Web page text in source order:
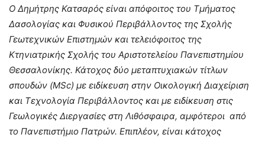
Ο Δημήτρης Κατσαρός είναι απόφοιτος του Τμήματος
Δασολογίας και Φυσικού Περιβάλλοντος της Σχολής
Γεωτεχνικών Επιστημών και τελειόφοιτος της
Κτηνιατρικής Σχολής του Αριστοτελείου Πανεπιστημίου
Θεσσαλονίκης. Κάτοχος δύο μεταπτυχιακών τίτλων
σπουδών (MSc) με ειδίκευση στην Οικολογική Διαχείριση
και Τεχνολογία Περιβάλλοντος και με ειδίκευση στις
Γεωλογικές Διεργασίες στη Λιθόσφαιρα, αμφότεροι από
το Πανεπιστήμιο Πατρών. Επιπλέον, είναι κάτοχος